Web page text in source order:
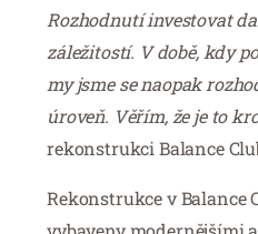
Rozhodnutí investovat
záležitostí. V době, kdy
my jsme se naopak
úroveň. Věřím, že je to
rekonstrukci Balance
Rekonstrukce v Balance